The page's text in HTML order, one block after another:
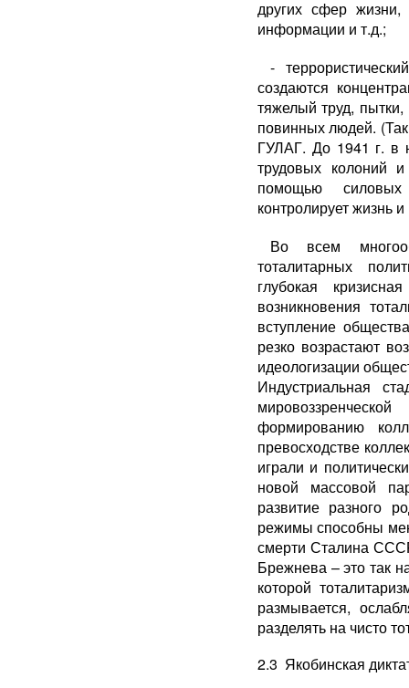
других сфер жизни,
информации и т.д.;
-
создаются
тяжелый труд,
повинных людей.
ГУЛАГ. До 1941 г. в
трудовых колоний
помощью силовых
контролирует жизнь
Во всем
тоталитарных
глубокая
возникновения
вступление
резко возрастают
идеологизации
Индустриальная
формированию
превосходстве
играли и
новой массовой
развитие разного
режимы способны
смерти Сталина
Брежнева – это так
которой
размывается,
разделять на чисто
2.3 Якобинская